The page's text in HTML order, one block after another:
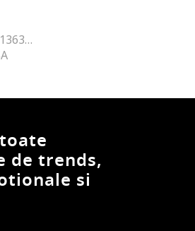
Set 3 boxeri barbati, 302013630, Bumbac, 2XL INTL, Multicolor
de trends,
si